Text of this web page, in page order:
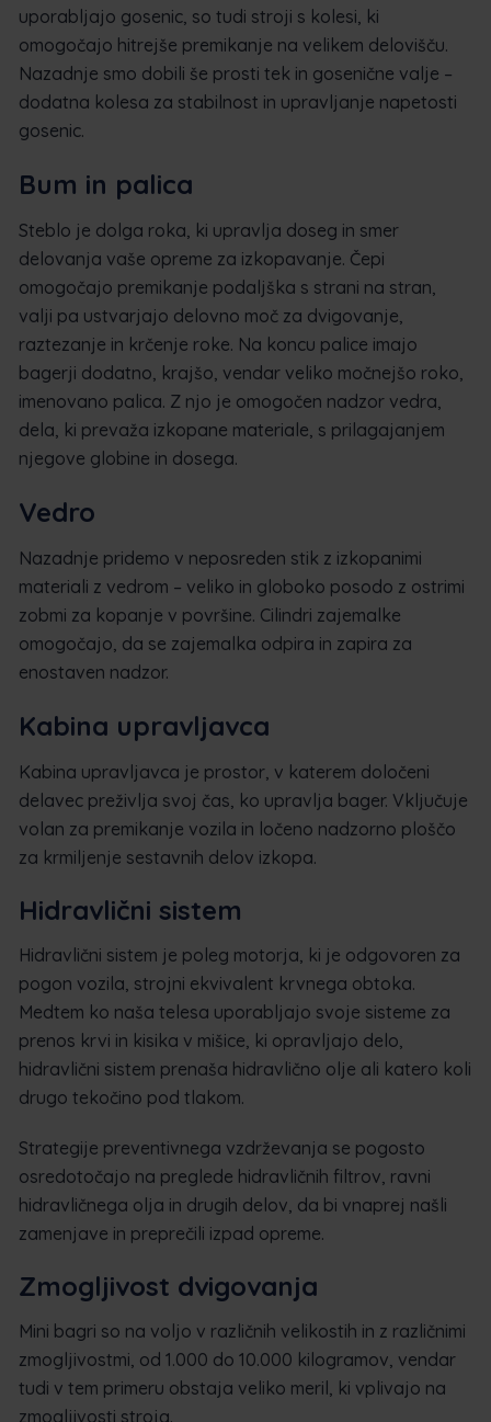
uporabljajo gosenic, so tudi stroji s kolesi, ki
omogočajo hitrejše premikanje na velikem delovišču.
Nazadnje smo dobili še prosti tek in gosenične valje –
dodatna kolesa za stabilnost in upravljanje napetosti
gosenic.
Bum in palica
Steblo je dolga roka, ki upravlja doseg in smer
delovanja vaše opreme za izkopavanje. Čepi
omogočajo premikanje podaljška s strani na stran,
valji pa ustvarjajo delovno moč za dvigovanje,
raztezanje in krčenje roke. Na koncu palice imajo
bagerji dodatno, krajšo, vendar veliko močnejšo roko,
imenovano palica. Z njo je omogočen nadzor vedra,
dela, ki prevaža izkopane materiale, s prilagajanjem
njegove globine in dosega.
Vedro
Nazadnje pridemo v neposreden stik z izkopanimi
materiali z vedrom – veliko in globoko posodo z ostrimi
zobmi za kopanje v površine. Cilindri zajemalke
omogočajo, da se zajemalka odpira in zapira za
enostaven nadzor.
Kabina upravljavca
Kabina upravljavca je prostor, v katerem določeni
delavec preživlja svoj čas, ko upravlja bager. Vključuje
volan za premikanje vozila in ločeno nadzorno ploščo
za krmiljenje sestavnih delov izkopa.
Hidravlični sistem
Hidravlični sistem je poleg motorja, ki je odgovoren za
pogon vozila, strojni ekvivalent krvnega obtoka.
Medtem ko naša telesa uporabljajo svoje sisteme za
prenos krvi in kisika v mišice, ki opravljajo delo,
hidravlični sistem prenaša hidravlično olje ali katero koli
drugo tekočino pod tlakom.
Strategije preventivnega vzdrževanja se pogosto
osredotočajo na preglede hidravličnih filtrov, ravni
hidravličnega olja in drugih delov, da bi vnaprej našli
zamenjave in preprečili izpad opreme.
Zmogljivost dvigovanja
Mini bagri so na voljo v različnih velikostih in z različnimi
zmogljivostmi, od 1.000 do 10.000 kilogramov, vendar
tudi v tem primeru obstaja veliko meril, ki vplivajo na
zmogljivosti stroja.